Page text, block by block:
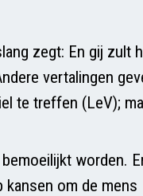
zegt: En gij zult
vertalingen
te treffen (LeV);
worden.
kansen om de mens